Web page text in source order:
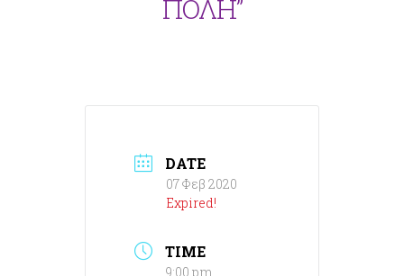
ΠΟΛΗ”
DATE
07 Φεβ 2020
Expired!
TIME
9:00 pm